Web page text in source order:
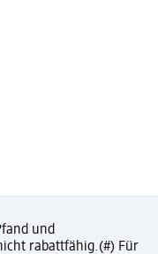
und
rabattfähig.(#) Für